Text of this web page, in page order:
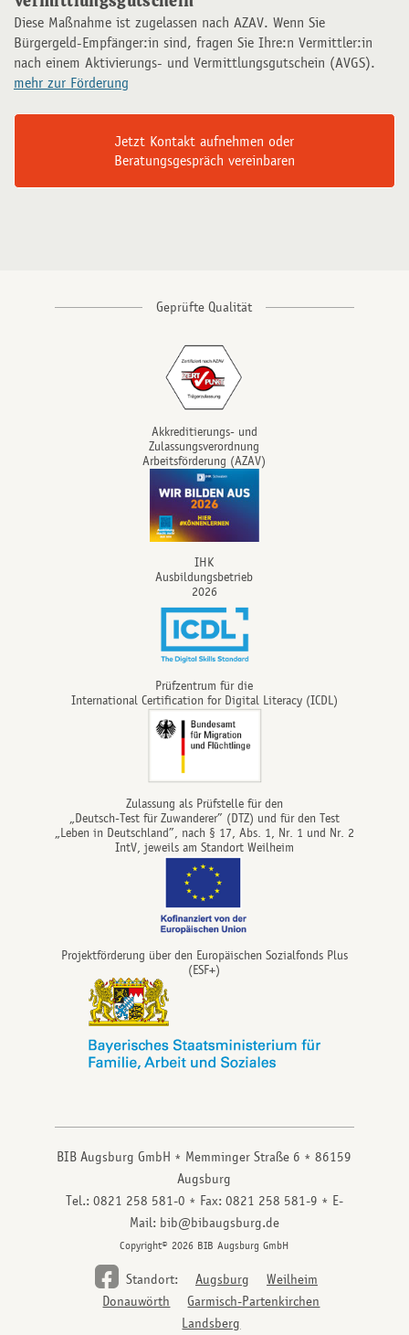
Diese Maßnahme ist zugelassen nach AZAV. Wenn Sie
Bürgergeld-Empfänger:in sind, fragen Sie Ihre:n Vermittler:in
nach einem Aktivierungs- und Vermittlungsgutschein (AVGS).
mehr zur Förderung
Jetzt Kontakt aufnehmen oder
Beratungsgespräch vereinbaren
Akkreditierungs- und
Zulassungsverordnung
Arbeitsförderung (AZAV)
IHK
Ausbildungsbetrieb
2026
Prüfzentrum für die
International Certification for Digital Literacy (ICDL)
Zulassung als Prüfstelle für den
„Deutsch-Test für Zuwanderer” (DTZ) und für den Test
„Leben in Deutschland”, nach § 17, Abs. 1, Nr. 1 und Nr. 2
IntV, jeweils am Standort Weilheim
Projektförderung über den Europäischen Sozialfonds Plus
(ESF+)
BIB Augsburg GmbH Memminger Straße 6
86159
Augsburg
Tel.: 0821 258 581-0
Fax: 0821 258 581-9
E-
Mail: bib@bibaugsburg.de
Copyright© 2026 BIB Augsburg GmbH
Standort: Augsburg
Weilheim
Donauwörth
Garmisch-Partenkirchen
Landsberg